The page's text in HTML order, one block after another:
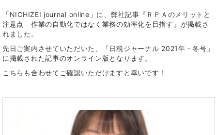
「NICHIZEI journal online」に、弊社記事『ＲＰＡのメリットと
注意点 作業の自動化ではなく業務の効率化を目指す』が掲載さ
れました。
先日ご案内させていただいた、「日税ジャーナル 2021年・冬号」
に掲載された記事のオンライン版となります。
こちらも合わせてご確認いただけますと幸いです！